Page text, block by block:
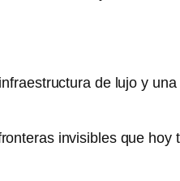
de lujo y
invisibles que hoy